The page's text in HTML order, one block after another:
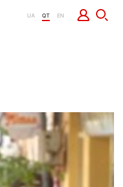
UA QT EN